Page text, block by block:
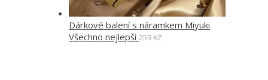
Dárkové balení s náramkem Miyuki
Všechno nejlepší 259 Kč